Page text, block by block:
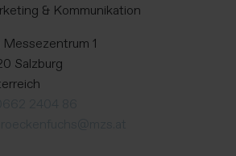
& Kommunikation
Messezentrum 1
Salzburg